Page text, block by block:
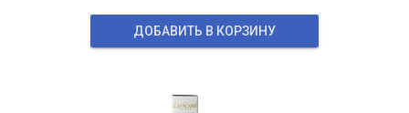
ДОБАВИТЬ В КОРЗИНУ